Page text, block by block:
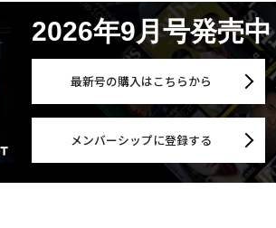
2026年9月号発売中
最新号の購入はこちらから
メンバーシップに登録する